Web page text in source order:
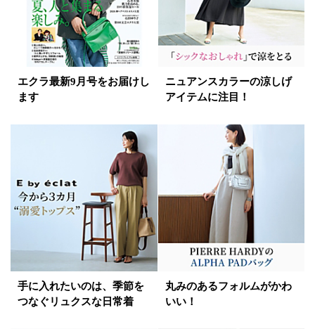
エクラ最新9月号をお届けし
ます
ニュアンスカラーの涼しげ
アイテムに注目！
手に入れたいのは、季節を
つなぐリュクスな日常着
丸みのあるフォルムがかわ
いい！